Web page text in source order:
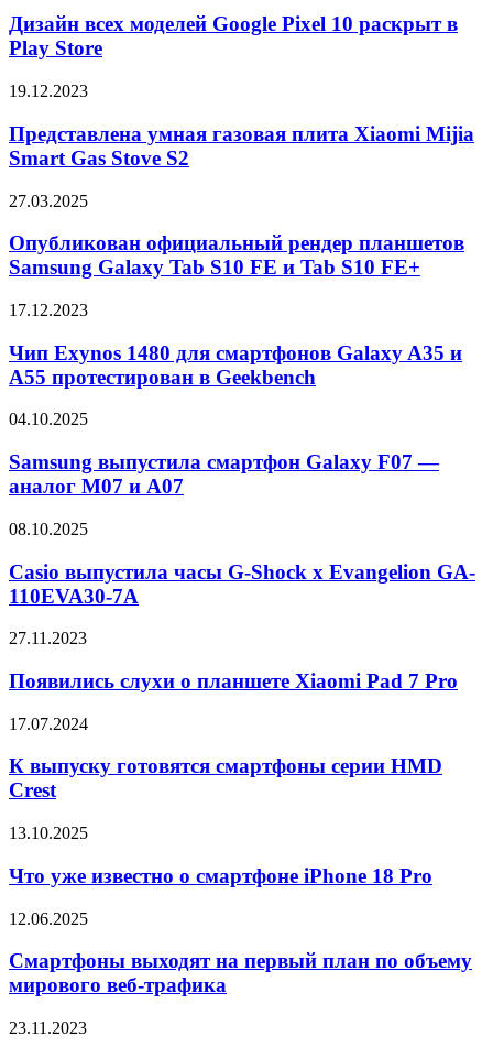
2024
моделей
Google
Pixel
раскрыт
Play
Store
Дизайн всех моделей Google Pixel 10 раскрыт в
Play Store
Представлена
газовая
плита
Xiaomi
Smart
Stove
S2
19.12.2023
Представлена умная газовая плита Xiaomi Mijia
Smart Gas Stove S2
Опубликован
рендер
планшетов
Samsung
Tab
FE
и
S10
27.03.2025
Опубликован официальный рендер планшетов
Samsung Galaxy Tab S10 FE и Tab S10 FE+
Чип
1480
для
смартфонов
A35
A55
протестирован
Geekbench
17.12.2023
Чип Exynos 1480 для смартфонов Galaxy A35 и
A55 протестирован в Geekbench
Samsung
смартфон
Galaxy
F07
аналог
и
A07
04.10.2025
Samsung выпустила смартфон Galaxy F07 —
аналог M07 и A07
Casio
часы
G-
Shock
Evangelion
110EVA30-
08.10.2025
Casio выпустила часы G-Shock x Evangelion GA-
110EVA30-7A
Появились
о
планшете
Xiaomi
Pad
7
Pro
27.11.2023
Появились слухи о планшете Xiaomi Pad 7 Pro
К
готовятся
смартфоны
серии
Crest
17.07.2024
К выпуску готовятся смартфоны серии HMD
Crest
Что
известно
о
смартфоне
iPhone
18
Pro
13.10.2025
Что уже известно о смартфоне iPhone 18 Pro
Смартфоны
на
первый
план
объему
12.06.2025
Смартфоны выходят на первый план по объему
мирового веб-трафика
Samsung
23.11.2023